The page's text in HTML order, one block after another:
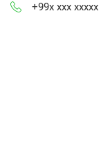
+99x xxx xxxxx